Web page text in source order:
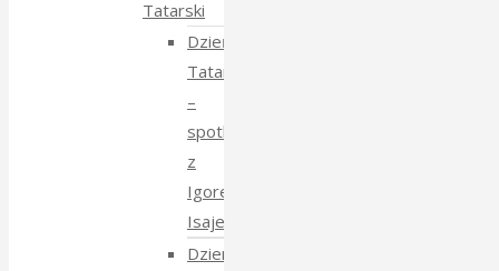
Tatarski
Dzień
Tatarski
–
spotkanie
z
Igorem
Isajewem
Dzien